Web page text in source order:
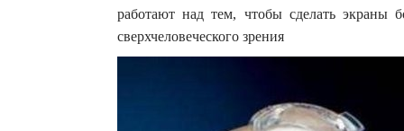
работают над тем, чтобы сделать экраны
сверхчеловеческого зрения